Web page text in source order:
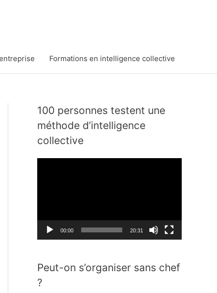
Formations en intelligence collective
100 personnes testent une
méthode d’intelligence
collective
e
u
v
i
00:00 20:31
Peut-on s’organiser sans chef
?